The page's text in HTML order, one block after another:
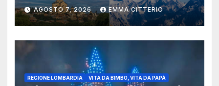
AGOSTO 7, 2026 EMMA CITTERIO
REGIONE LOMBARDIA VITA DA BIMBO, VITA DA PAPÀ